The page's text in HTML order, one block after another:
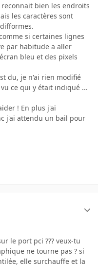
bien les endroits
les caractères sont
si certaines lignes
par habitude a aller
bleu et des pixels
du, je n'ai rien modifié
ce qui y était indiqué ...
! En plus j'ai
j'ai attendu un bail pour
le port pci ??? veux-tu
ne tourne pas ? si
elle surchauffe et la